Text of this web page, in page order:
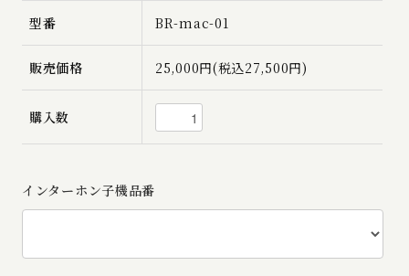
型番 BR-mac-01
販売価格 25,000円(税込27,500円)
購入数
インターホン子機品番